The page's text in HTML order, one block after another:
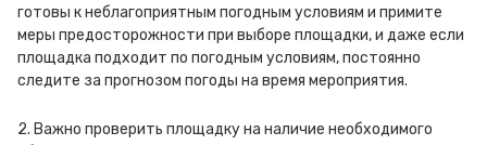
готовы к неблагоприятным погодным условиям и примите
меры предосторожности при выборе площадки, и даже если
площадка подходит по погодным условиям, постоянно
следите за прогнозом погоды на время мероприятия.
2. Важно проверить площадку на наличие необходимого